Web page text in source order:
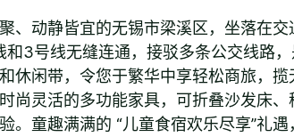
、动静皆宜的无锡市梁溪区，坐落在
和3号线无缝连通，接驳多条公交线路
休闲带，令您于繁华中享轻松商旅，
尚灵活的多功能家具，可折叠沙发床
。童趣满满的 “儿童食宿欢乐尽享”礼